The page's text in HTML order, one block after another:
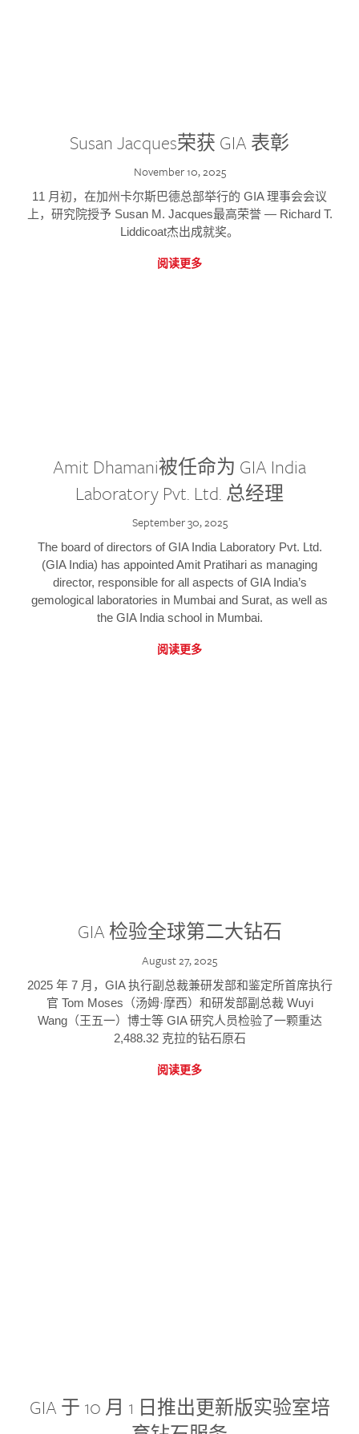
Susan Jacques荣获 GIA 表彰
November 10, 2025
11 月初，在加州卡尔斯巴德总部举行的 GIA 理事会会议
上，研究院授予 Susan M. Jacques最高荣誉 — Richard T.
Liddicoat杰出成就奖。
阅读更多
Amit Dhamani被任命为 GIA India
Laboratory Pvt. Ltd. 总经理
September 30, 2025
The board of directors of GIA India Laboratory Pvt. Ltd.
(GIA India) has appointed Amit Pratihari as managing
director, responsible for all aspects of GIA India’s
gemological laboratories in Mumbai and Surat, as well as
the GIA India school in Mumbai.
阅读更多
GIA 检验全球第二大钻石
August 27, 2025
2025 年 7 月，GIA 执行副总裁兼研发部和鉴定所首席执行
官 Tom Moses（汤姆·摩西）和研发部副总裁 Wuyi
Wang（王五一）博士等 GIA 研究人员检验了一颗重达
2,488.32 克拉的钻石原石
阅读更多
GIA 于 10 月 1 日推出更新版实验室培